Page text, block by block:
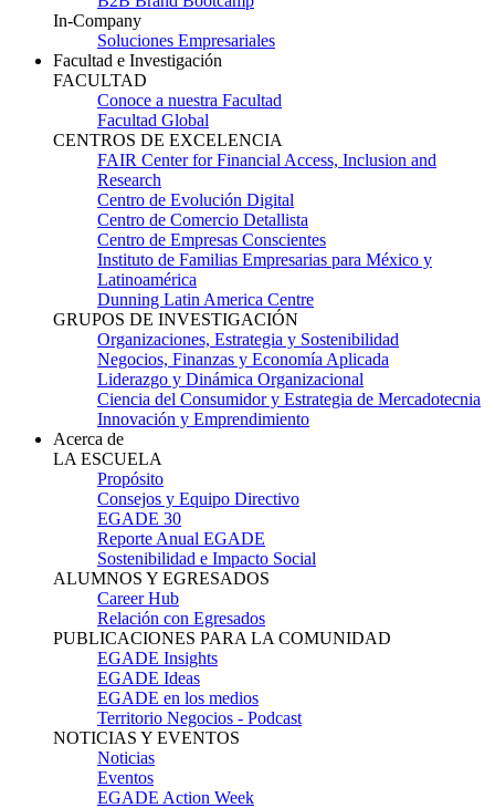
In-Company
Soluciones Empresariales
Facultad e Investigación
FACULTAD
Conoce a nuestra Facultad
Facultad Global
CENTROS DE EXCELENCIA
FAIR Center for Financial Access, Inclusion and
Research
Centro de Evolución Digital
Centro de Comercio Detallista
Centro de Empresas Conscientes
Instituto de Familias Empresarias para México y
Latinoamérica
Dunning Latin America Centre
GRUPOS DE INVESTIGACIÓN
Organizaciones, Estrategia y Sostenibilidad
Negocios, Finanzas y Economía Aplicada
Liderazgo y Dinámica Organizacional
Ciencia del Consumidor y Estrategia de Mercadotecnia
Innovación y Emprendimiento
Acerca de
LA ESCUELA
Propósito
Consejos y Equipo Directivo
EGADE 30
Reporte Anual EGADE
Sostenibilidad e Impacto Social
ALUMNOS Y EGRESADOS
Career Hub
Relación con Egresados
PUBLICACIONES PARA LA COMUNIDAD
EGADE Insights
EGADE Ideas
EGADE en los medios
Territorio Negocios - Podcast
NOTICIAS Y EVENTOS
Noticias
Eventos
EGADE Action Week